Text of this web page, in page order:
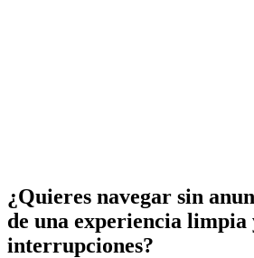
¿Quieres navegar sin
de una experiencia limpia
interrupciones?